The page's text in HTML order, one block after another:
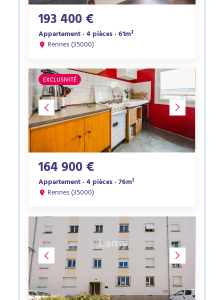
193 400 €
Appartement · 4 pièces · 61m²
Rennes (35000)
EXCLUSIVITÉ
164 900 €
Appartement · 4 pièces · 76m²
Rennes (35000)